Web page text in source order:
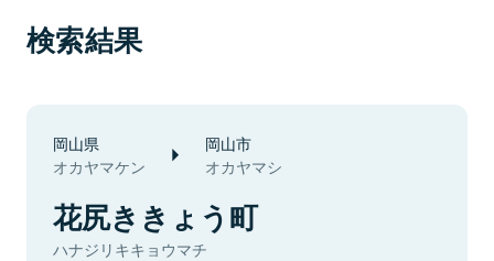
検索結果
岡山県
オカヤマケン
岡山市
オカヤマシ
花尻ききょう町
ハナジリキキョウマチ